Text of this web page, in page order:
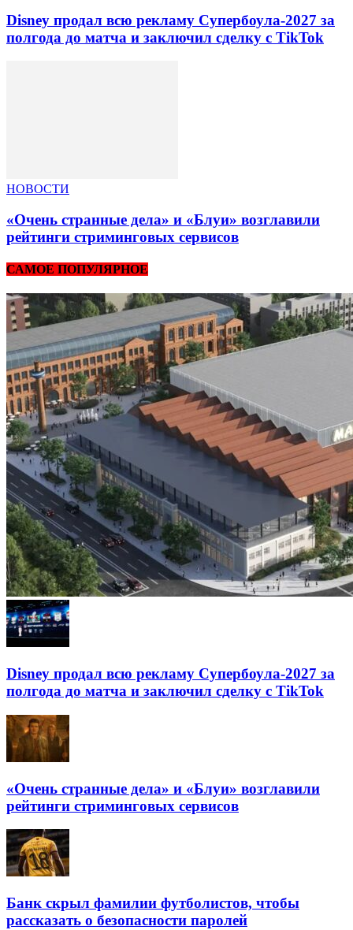
Disney продал всю рекламу Супербоула-2027 за
полгода до матча и заключил сделку с TikTok
НОВОСТИ
«Очень странные дела» и «Блуи» возглавили
рейтинги стриминговых сервисов
САМОЕ ПОПУЛЯРНОЕ
Disney продал всю рекламу Супербоула-2027 за
полгода до матча и заключил сделку с TikTok
«Очень странные дела» и «Блуи» возглавили
рейтинги стриминговых сервисов
Банк скрыл фамилии футболистов, чтобы
рассказать о безопасности паролей